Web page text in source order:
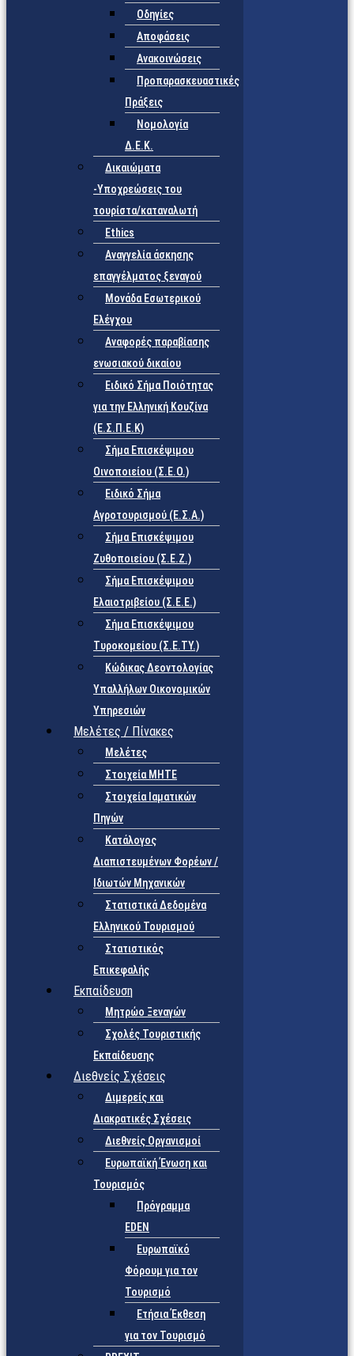
Οδηγίες
Αποφάσεις
Ανακοινώσεις
Προπαρασκευαστικές
Πράξεις
Νομολογία
Δ.Ε.Κ.
Δικαιώματα
-Υποχρεώσεις του
τουρίστα/καταναλωτή
Ethics
Αναγγελία άσκησης
επαγγέλματος ξεναγού
Μονάδα Εσωτερικού
Ελέγχου
Αναφορές παραβίασης
ενωσιακού δικαίου
Ειδικό Σήμα Ποιότητας
για την Ελληνική Κουζίνα
(Ε.Σ.Π.Ε.Κ)
Σήμα Επισκέψιμου
Οινοποιείου (Σ.Ε.Ο.)
Ειδικό Σήμα
Αγροτουρισμού (Ε.Σ.Α.)
Σήμα Επισκέψιμου
Ζυθοποιείου (Σ.Ε.Ζ.)
Σήμα Επισκέψιμου
Ελαιοτριβείου (Σ.Ε.Ε.)
Σήμα Επισκέψιμου
Τυροκομείου (Σ.Ε.TY.)
Κώδικας Δεοντολογίας
Υπαλλήλων Οικονομικών
Υπηρεσιών
Μελέτες / Πίνακες
Μελέτες
Στοιχεία ΜΗΤΕ
Στοιχεία Ιαματικών
Πηγών
Κατάλογος
Διαπιστευμένων Φορέων /
Ιδιωτών Μηχανικών
Στατιστικά Δεδομένα
Ελληνικού Τουρισμού
Στατιστικός
Επικεφαλής
Εκπαίδευση
Μητρώο Ξεναγών
Σχολές Τουριστικής
Εκπαίδευσης
Διεθνείς Σχέσεις
Διμερείς και
Διακρατικές Σχέσεις
Διεθνείς Οργανισμοί
Ευρωπαϊκή Ένωση και
Τουρισμός
Πρόγραμμα
EDEN
Ευρωπαϊκό
Φόρουμ για τον
Τουρισμό
Ετήσια Έκθεση
για τον Τουρισμό